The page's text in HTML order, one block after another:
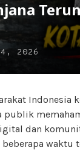
2026
Indonesia
dan